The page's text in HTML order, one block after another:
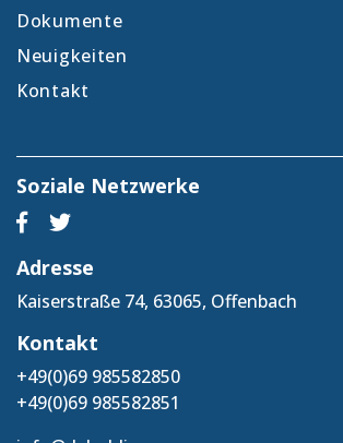
Dokumente
Neuigkeiten
Kontakt
Soziale Netzwerke
Adresse
Kaiserstraße 74, 63065, Offenbach
Kontakt
+49(0)69 985582850
+49(0)69 985582851